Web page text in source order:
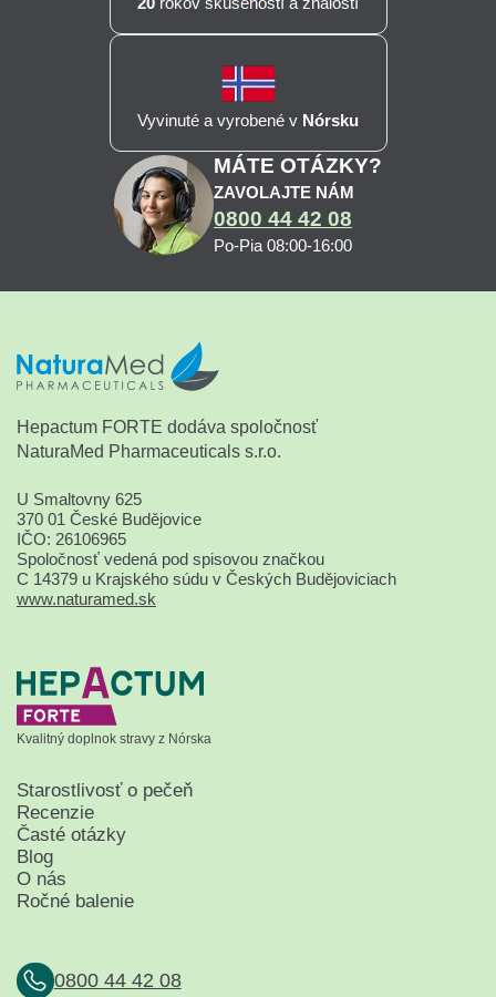
Vyvinuté a vyrobené v Nórsku
MÁTE OTÁZKY?
ZAVOLAJTE NÁM
0800 44 42 08
Po-Pia 08:00-16:00
Hepactum FORTE dodáva spoločnosť
NaturaMed Pharmaceuticals s.r.o.
U Smaltovny 625
370 01 České Budějovice
IČO: 26106965
Spoločnosť vedená pod spisovou značkou
C 14379 u Krajského súdu v Českých Budějoviciach
www.naturamed.sk
Kvalitný doplnok stravy z Nórska
Starostlivosť o pečeň
Recenzie
Časté otázky
Blog
O nás
Ročné balenie
0800 44 42 08